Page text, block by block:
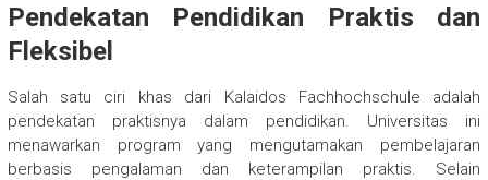
Pendekatan Pendidikan Praktis dan
Fleksibel
Salah satu ciri khas dari Kalaidos Fachhochschule adalah
pendekatan praktisnya dalam pendidikan. Universitas ini
menawarkan program yang mengutamakan pembelajaran
berbasis pengalaman dan keterampilan praktis. Selain